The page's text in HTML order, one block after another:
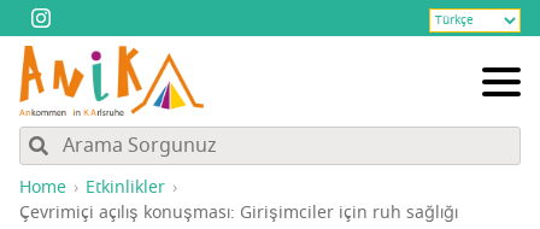
Home
Etkinlikler
Çev­ri­mi­çi açı­lış konuş­ma­sı: Giri­şim­ci­ler için ruh sağlığı